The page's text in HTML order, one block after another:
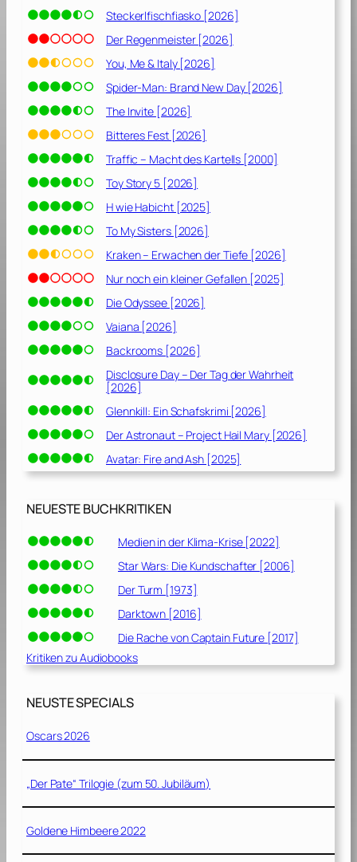
Steckerlfischfiasko [2026]
Der Regenmeister [2026]
You, Me & Italy [2026]
Spider-Man: Brand New Day [2026]
The Invite [2026]
Bitteres Fest [2026]
Traffic – Macht des Kartells [2000]
Toy Story 5 [2026]
H wie Habicht [2025]
To My Sisters [2026]
Kraken – Erwachen der Tiefe [2026]
Nur noch ein kleiner Gefallen [2025]
Die Odyssee [2026]
Vaiana [2026]
Backrooms [2026]
Disclosure Day – Der Tag der Wahrheit
[2026]
Glennkill: Ein Schafskrimi [2026]
Der Astronaut – Project Hail Mary [2026]
Avatar: Fire and Ash [2025]
NEUESTE BUCHKRITIKEN
Medien in der Klima-Krise [2022]
Star Wars: Die Kundschafter [2006]
Der Turm [1973]
Darktown [2016]
Die Rache von Captain Future [2017]
Kritiken zu Audiobooks
NEUSTE SPECIALS
Oscars 2026
„Der Pate“ Trilogie (zum 50. Jubiläum)
Goldene Himbeere 2022